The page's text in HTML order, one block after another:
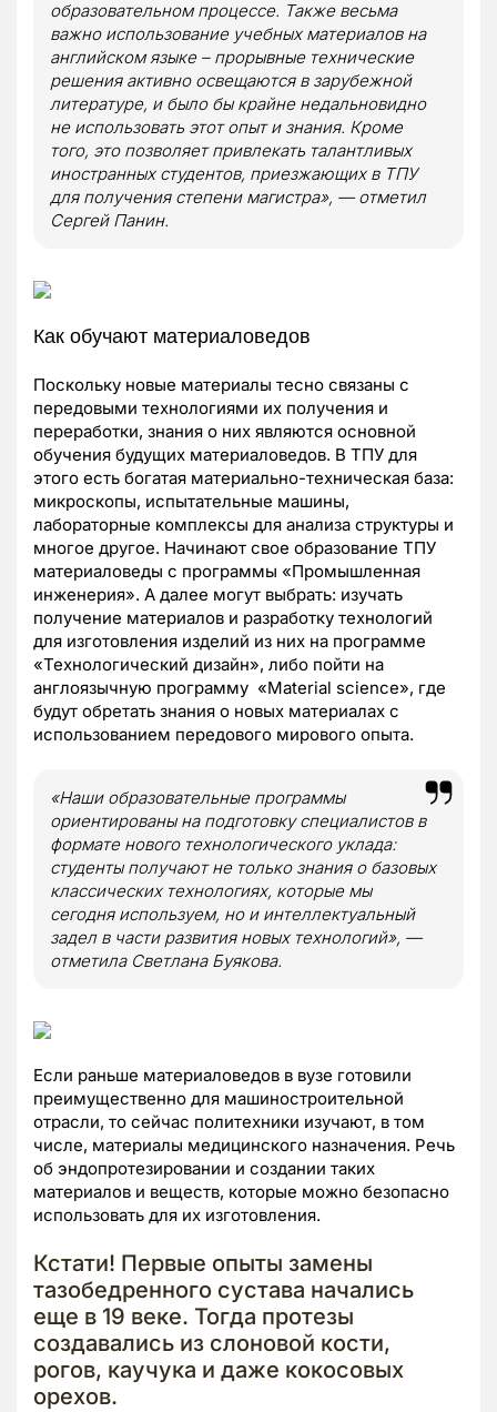
образовательном процессе. Также весьма
важно использование учебных материалов на
английском языке – прорывные технические
решения активно освещаются в зарубежной
литературе, и было бы крайне недальновидно
не использовать этот опыт и знания. Кроме
того, это позволяет привлекать талантливых
иностранных студентов, приезжающих в ТПУ
для получения степени магистра», — отметил
Сергей Панин.
Как обучают материаловедов
Поскольку новые материалы тесно связаны с
передовыми технологиями их получения и
переработки, знания о них являются основной
обучения будущих материаловедов. В ТПУ для
этого есть богатая материально-техническая база:
микроскопы, испытательные машины,
лабораторные комплексы для анализа структуры и
многое другое. Начинают свое образование ТПУ
материаловеды с программы «Промышленная
инженерия». А далее могут выбрать: изучать
получение материалов и разработку технологий
для изготовления изделий из них на программе
«Технологический дизайн», либо пойти на
англоязычную программу «Material science», где
будут обретать знания о новых материалах с
использованием передового мирового опыта.
«Наши образовательные программы
ориентированы на подготовку специалистов в
формате нового технологического уклада:
студенты получают не только знания о базовых
классических технологиях, которые мы
сегодня используем, но и интеллектуальный
задел в части развития новых технологий», —
отметила Светлана Буякова.
Если раньше материаловедов в вузе готовили
преимущественно для машиностроительной
отрасли, то сейчас политехники изучают, в том
числе, материалы медицинского назначения. Речь
об эндопротезировании и создании таких
материалов и веществ, которые можно безопасно
использовать для их изготовления.
Кстати! Первые опыты замены
тазобедренного сустава начались
еще в 19 веке. Тогда протезы
создавались из слоновой кости,
рогов, каучука и даже кокосовых
орехов.